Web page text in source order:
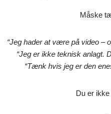
Måske
“Jeg hader at være på video –
“Jeg er ikke teknisk anlagt.
“Tænk hvis jeg er den
Du er